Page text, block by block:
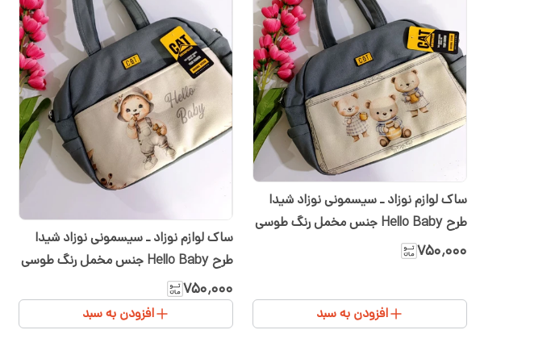
ساک لوازم نوزاد ـ سیسمونی نوزاد شیدا
طرح Hello Baby جنس مخمل رنگ طوسی
۷۵۰٬۰۰۰
افزودن به سبد
ساک لوازم نوزاد ـ سیسمونی نوزاد شیدا
طرح Hello Baby جنس مخمل رنگ طوسی
۷۵۰٬۰۰۰
افزودن به سبد